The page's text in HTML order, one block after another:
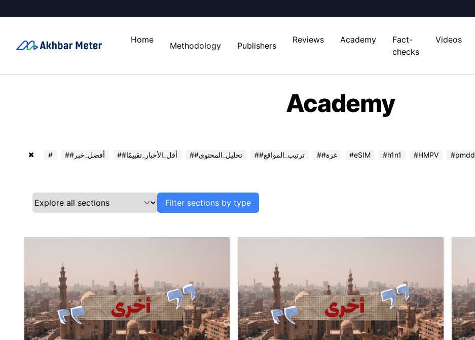
Home
Methodology Publishers
Reviews Academy
Fact-
checks
Videos
Academy
# ##أفضل_خبر ##أقل_الأخبار_تقييمًا ##تحليل_المحتوى ##ترتيب_المواقع ##غزة #eSIM #h1n1 #HMPV #pmdd
Filter sections by type